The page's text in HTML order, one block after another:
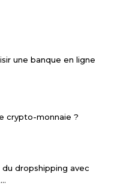
une banque en ligne
crypto-monnaie ?
dropshipping avec